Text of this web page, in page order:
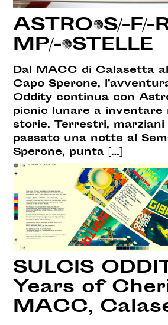
ASTRO•S/-F/-
MP/-•STELLE
Dal MACC di Calasetta
Capo Sperone,
Oddity continua con
picnic lunare a inventare
storie. Terrestri,
passato una notte al
Sperone, punta […]
SULCIS
Years of
MACC,